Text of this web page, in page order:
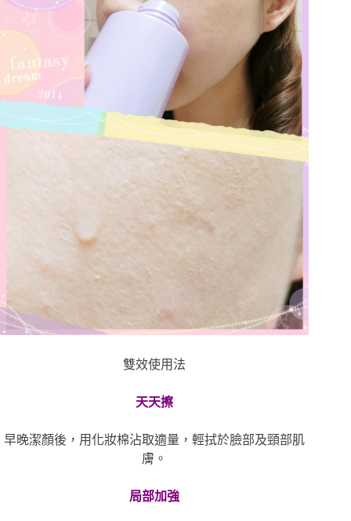
雙效使用法
天天擦
早晚潔顏後，用化妝棉沾取適量，輕拭於臉部及頸部肌
膚。
局部加強